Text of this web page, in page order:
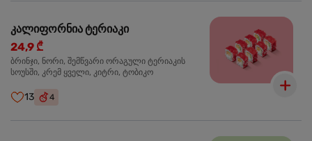
კალიფორნია ტერიაკი
24,9 ₾
ბრინჯი, ნორი, შემწვარი ორაგული ტერიაკის
სოუსში, კრემ ყველი, კიტრი, ტობიკო
13 4